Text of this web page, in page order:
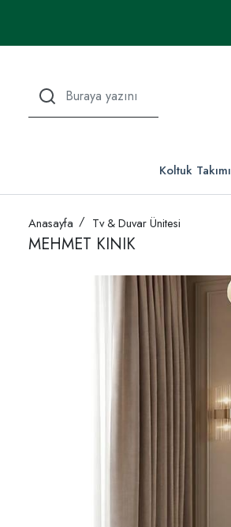
Koltuk Takımı
Anasayfa Tv & Duvar Ünitesi
MEHMET KINIK